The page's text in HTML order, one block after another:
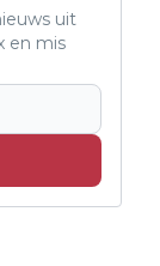
uit
en mis